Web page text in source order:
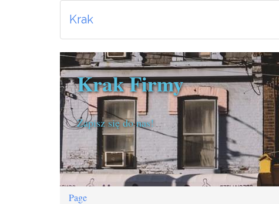
Krak
Krak Firmy
Zapisz się do nas!
Page